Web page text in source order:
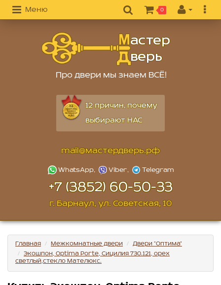
Меню 0
Про двери мы знаем ВСЁ!
12 причин, почему
выбирают НАС
mail@мастердверь.рф
+7 (3852) 60-50-33
г. Барнаул, ул. Советская, 10
Главная Межкомнатные двери
Двери "Оптима"
Экошпон, Optima Porte, Сицилия 730.121, орех
светлый,стекло Мателюкс.